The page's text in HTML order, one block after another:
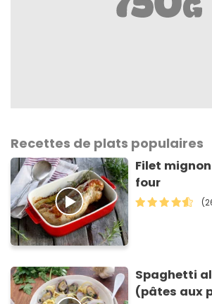
Recettes de plats populaires
Filet
four
Spaghetti
(pâtes aux